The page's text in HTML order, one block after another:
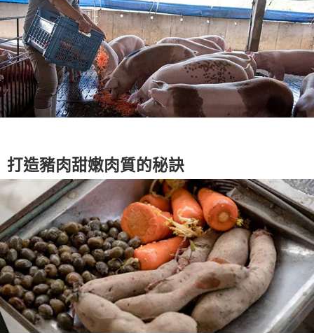
打造豬肉甜嫩肉質的秘訣